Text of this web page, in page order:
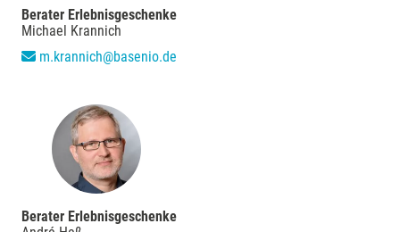
Berater Erlebnisgeschenke
Michael Krannich
m.krannich@basenio.de
Berater Erlebnisgeschenke
Hamburg
Hanau